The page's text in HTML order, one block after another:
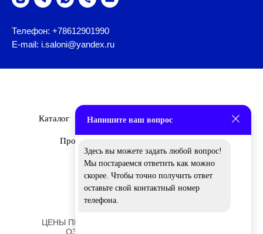
Телефон: +78612901990
E-mail: i.saloni@yandex.ru
Каталог Бренды О Нас
Проекты
ЦЕНЫ ПРЕДСТАВЛЕННЫЕ НА САЙТЕ НОСЯТ
ОЗНАКОМИТЕЛЬНЫЙ ХАРАКТЕР!
Напишите ваш вопрос
Здесь вы можете задать любой вопрос!
Мы постараемся ответить как можно
скорее. Чтобы точно получить ответ
оставьте свой контактный номер
телефона.